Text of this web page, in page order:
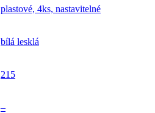
plastové, 4ks, nastavitelné
bílá lesklá
215
–